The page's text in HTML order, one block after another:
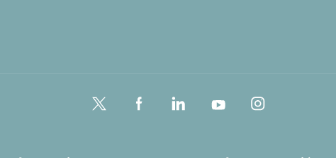
Twitter FacebookLinkedInYouTubeInstagram